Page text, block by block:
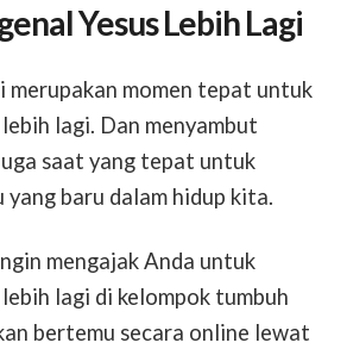
Yesus Lebih Lagi
merupakan momen tepat untuk
lagi. Dan menyambut
saat yang tepat untuk
yang baru dalam hidup kita.
mengajak Anda untuk
lebih lagi di kelompok tumbuh
bertemu secara online lewat